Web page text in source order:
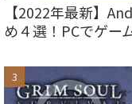
【2022年最新】
め４選！PCでゲー